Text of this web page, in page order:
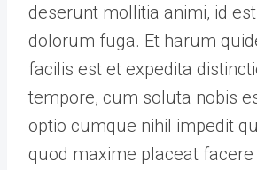
deserunt mollitia animi, id
dolorum fuga. Et harum
facilis est et expedita
tempore, cum soluta nobis
optio cumque nihil impedit
quod maxime placeat